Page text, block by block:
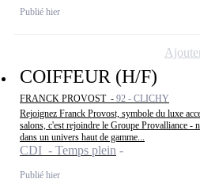
Publié hier
COIFFEUR (H/F)
FRANCK PROVOST - 92 - CLICHY
Rejoignez Franck Provost, symbole du luxe
salons, c'est rejoindre le Groupe Provalliance -
dans un univers haut de gamme...
CDI - Temps plein
Publié hier